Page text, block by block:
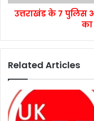
उत्तराखंड के 7 पुलिस
Related Articles